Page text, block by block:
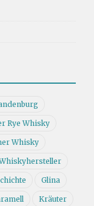
Rye Whisky
Whisky
Glina
Kräuter